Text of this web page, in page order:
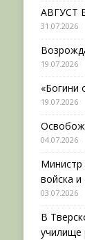
АВГУСТ
31.07.2026
19.07.2026
«Богини
19.07.2026
04.07.2026
Министр
войска
03.07.2026
В
училище